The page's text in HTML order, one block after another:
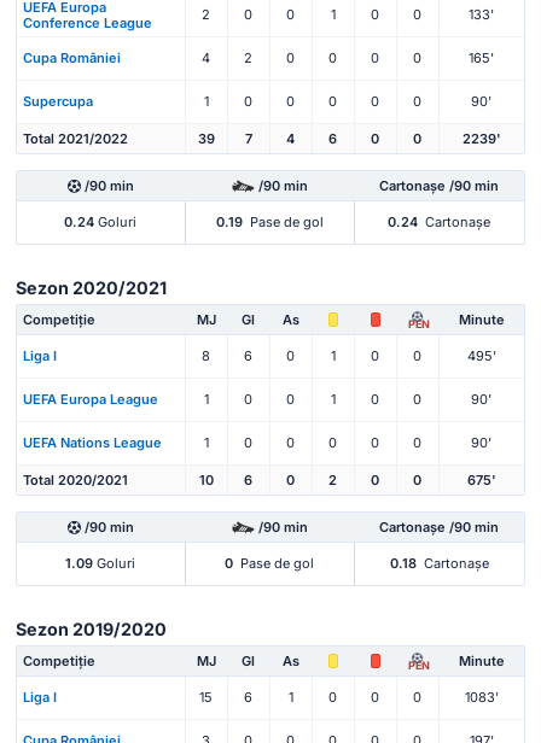
UEFA Europa
Conference League
2 0 0 1 0 0 133'
Cupa României 4 2 0 0 0 0 165'
Supercupa 1 0 0 0 0 0 90'
Total 2021/2022 39 7 4 6 0 0 2239'
/90 min /90 min Cartonașe /90 min
0.24 Goluri 0.19 Pase de gol 0.24 Cartonașe
Sezon 2020/2021
Competiție MJ Gl As PEN Minute
Liga I 8 6 0 1 0 0 495'
UEFA Europa League 1 0 0 1 0 0 90'
UEFA Nations League 1 0 0 0 0 0 90'
Total 2020/2021 10 6 0 2 0 0 675'
/90 min /90 min Cartonașe /90 min
1.09 Goluri 0 Pase de gol 0.18 Cartonașe
Sezon 2019/2020
Competiție MJ Gl As PEN Minute
Liga I 15 6 1 0 0 0 1083'